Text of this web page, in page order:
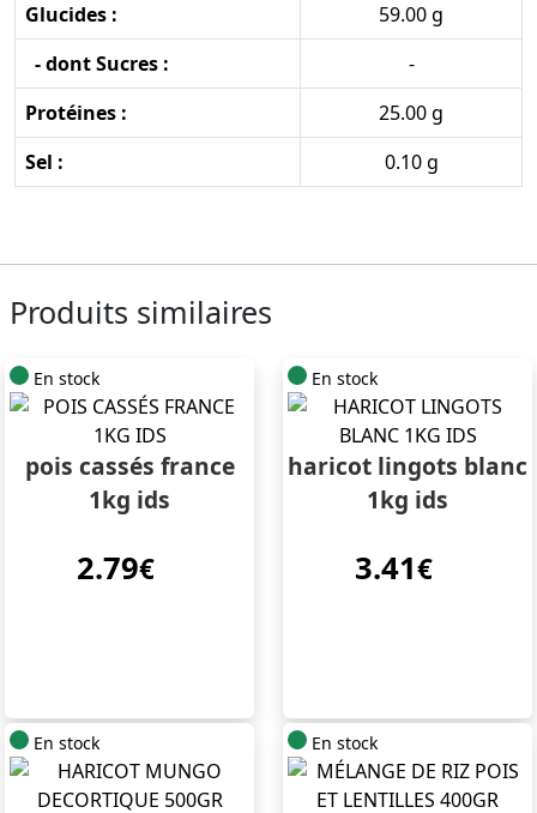
Glucides :
59.00 g
- dont Sucres :
-
Protéines :
25.00 g
Sel :
0.10 g
Produits similaires
En stock
pois cassés france
1kg ids
2.79€
En stock
haricot lingots blanc
1kg ids
3.41€
En stock En stock